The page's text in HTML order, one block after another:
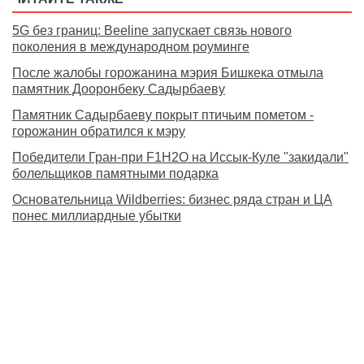
5G без границ: Beeline запускает связь нового
поколения в международном роуминге
После жалобы горожанина мэрия Бишкека отмыла
памятник Дооронбеку Садырбаеву
Памятник Садырбаеву покрыт птичьим пометом -
горожанин обратился к мэру
Победители Гран-при F1H2O на Иссык-Куле "закидали"
болельщиков памятными подарка
Основательница Wildberries: бизнес ряда стран и ЦА
понес миллиардные убытки